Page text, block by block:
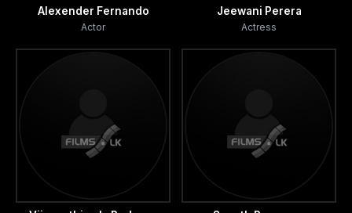
අසා බියට පත් වන හැරී තමාගේ ආරක්ෂාවට ශරීර
ආරක්ෂකයෙක් සොයා යන්නේ ලින්ටන් සටන් පුහුණුවන
ස්ථානයටය. මෙහිදී හොඳින් එම කාර්යයේ නිරත වන
විජේගේ හා නිල්මිණිගේ සම්බන්ධය ගැන ඉව වැටී සිටින
හැරී තමාගේ හා නිල්මිණිගේ විවාහය ඉක්මන් කරන
පියා ඒ ගැන එතරම් තැකීමක් නොකරන නමුත්
Alexender Fernando
Actor
Jeewani Perera
Actress